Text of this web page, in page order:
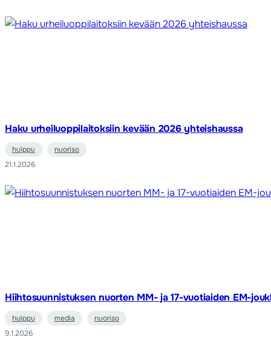
Haku urheiluoppilaitoksiin kevään 2026 yhteishaussa
huippu
nuoriso
21.1.2026
Hiihtosuunnistuksen nuorten MM- ja 17-vuotiaiden EM-
huippu media
nuoriso
9.1.2026